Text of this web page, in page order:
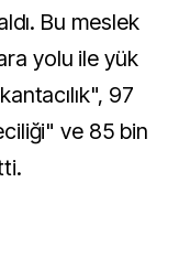
Bu meslek
yolu ile yük
97
ve 85 bin